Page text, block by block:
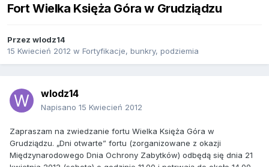
Fort Wielka Księża Góra w Grudziądzu
Przez wlodz14
15 Kwiecień 2012 w Fortyfikacje, bunkry, podziemia
wlodz14
Napisano 15 Kwiecień 2012
Zapraszam na zwiedzanie fortu Wielka Księża Góra w
Grudziądzu. „Dni otwarte” fortu (zorganizowane z okazji
Międzynarodowego Dnia Ochrony Zabytków) odbędą się dnia 21